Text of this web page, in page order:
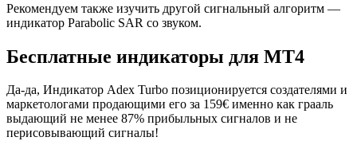
Рекомендуем также изучить другой сигнальный алгоритм —
индикатор Parabolic SAR со звуком.
Бесплатные индикаторы для МТ4
Да-да, Индикатор Adex Turbo позиционируется создателями и
маркетологами продающими его за 159€ именно как грааль
выдающий не менее 87% прибыльных сигналов и не
перисовывающий сигналы!